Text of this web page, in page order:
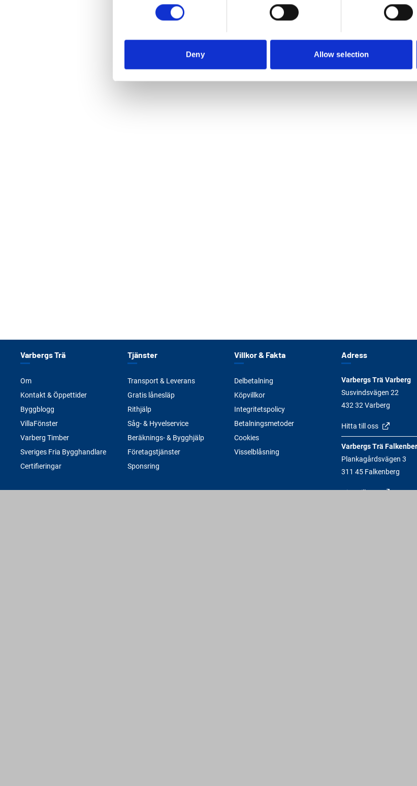
Deny Allow selection
Varbergs Trä
Om
Kontakt & Öppettider
Byggblogg
VillaFönster
Varberg Timber
Sveriges Fria Bygghandlare
Certifieringar
Tjänster
Transport & Leverans
Gratis lånesläp
Rithjälp
Såg- & Hyvelservice
Beräknings- & Bygghjälp
Företagstjänster
Sponsring
Villkor & Fakta
Delbetalning
Köpvillkor
Integritetspolicy
Betalningsmetoder
Cookies
Visselblåsning
Adress
Varbergs Trä Varberg
Susvindsvägen 22
432 32 Varberg
Hitta till oss
Varbergs Trä
Plankagårdsvägen 3
311 45 Falkenberg
Hitta till oss